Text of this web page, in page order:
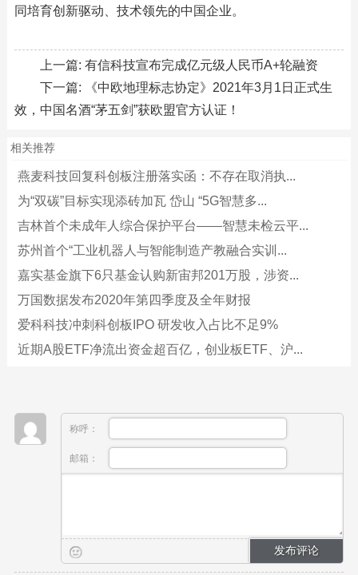
同培育创新驱动、技术领先的中国企业。
上一篇: 有信科技宣布完成亿元级人民币A+轮融资
下一篇:
《中欧地理标志协定》2021年3月1日正式生
效，中国名酒“茅五剑”获欧盟官方认证！
相关推荐
燕麦科技回复科创板注册落实函：不存在取消执...
为“双碳”目标实现添砖加瓦 岱山 “5G智慧多...
吉林首个未成年人综合保护平台——智慧未检云平...
苏州首个“工业机器人与智能制造产教融合实训...
嘉实基金旗下6只基金认购新宙邦201万股，涉资...
万国数据发布2020年第四季度及全年财报
爱科科技冲刺科创板IPO 研发收入占比不足9%
近期A股ETF净流出资金超百亿，创业板ETF、沪...
称呼：
邮箱：